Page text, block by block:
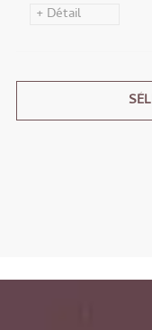
+ Détail